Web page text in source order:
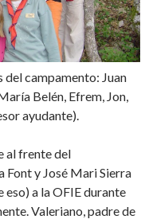
campamento: Juan
Belén, Efrem, Jon,
ayudante).
al frente del
Font y José Mari Sierra
a la OFIE durante
Valeriano, padre de